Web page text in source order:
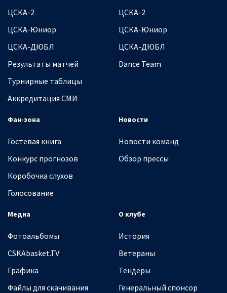
ЦСКА-2
ЦСКА-Юниор
ЦСКА-ДЮБЛ
Результаты матчей
Турнирные таблицы
Аккредитация СМИ
ЦСКА-2
ЦСКА-Юниор
ЦСКА-ДЮБЛ
Dance Team
Фан-зона
Гостевая книга
Конкурс прогнозов
Коробочка слухов
Голосование
Новости
Новости команд
Обзор прессы
Медиа
Фотоальбомы
CSKAbasket.TV
Графика
Файлы для скачивания
О клубе
История
Ветераны
Тендеры
Генеральный спонсор